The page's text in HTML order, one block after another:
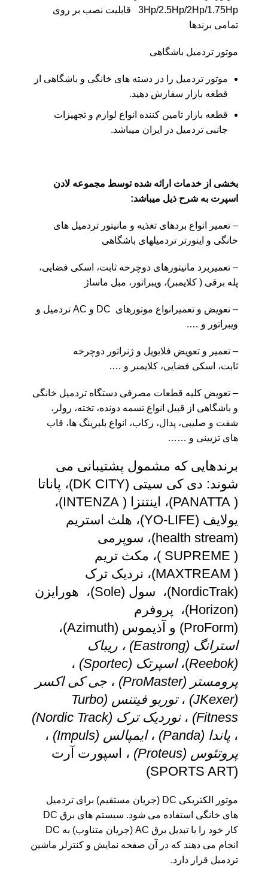
3Hp/2.5Hp/2Hp/1.75Hp قابلیت نصب بر روی
تمامی برندها
موتور تردمیل باشگاهی
موتور تردمیل را در دسته های خانگی و باشگاهی از
قطعه بازار سفارش دهید.
قطعه بازار تامین کننده انواع لوازم و تجهیزات
جانبی تردمیل در ایران میباشد.
بخشی از خدمات ارائه شده توسط مجموعه لادن
اسپرت به شرح ذیل میباشد:
– تعمیر انواع بردهای تغذیه و مانیتور تردمیل های
خانگی و اینورتر تردمیلهای باشگاهی
– تعمیربرد مانیتورهای دوچرخه ثابت، اسکی فضایی،
پله برقی ( کلایمبر)، ویبراتور، مبل ماساژ
– تعویض و تعمیرانواع موتورهای ‌ DC و AC تردمیل و
ویبراتور و ….
– تعمیر و تعویض فلایویل و ژنراتور دوچرخه
ثابت، اسکی فضایی، کلایمبر و ….
– تعویض کلیه قطعات مصرفی دستگاه تردمیل خانگی
و باشگاهی از قبیل انواع تسمه دونده، تخته، رولر،
شفت و صلیبی، پدال، رکاب، انواع بلبرینگ ها، قاب
های تزیینی و ……
برندهایی که مشمول پشتیبانی می
شوند: دی کی سیتی (DK CITY)، پاناتا
( PANATTA)، اینتنزا ( INTENZA)،
یولایف (YO-LIFE)، هلث استریم
(health stream)، سوپرمی
( SUPREME )، مکث تریم
( MAXTREAM)، نردیک ترک
(NordicTrak)، سول (Sole)، هورایزن
(Horizon)، پروفرم
(ProForm) و آذیموس (Azimuth)،
استرانگ (Eastrong) ، ریباک
(
Reebok)،اسپرتک (Sportec
) ،
پرومستر (ProMaster
) ، جی کی اکسر
(
JKexer
) ،توربو فیتنس (Turbo
Fitness
) ،نوردیک ترک (Nordic Track
)
، پاندا (Panda
) ،ایمپالس (Impuls
) ،
پروتئوس (Proteus
) ، اسپورت آرت
(SPORTS ART)
موتور الکتریکی DC (جریان مستقیم) برای تردمیل
های خانگی استفاده می شود. سیستم های برق DC
کار خود را با تبدیل برق AC (جریان متناوب) به DC
انجام می دهند که در آن صفحه نمایش و کنترلر ماشین
تردمیل قرار دارد.